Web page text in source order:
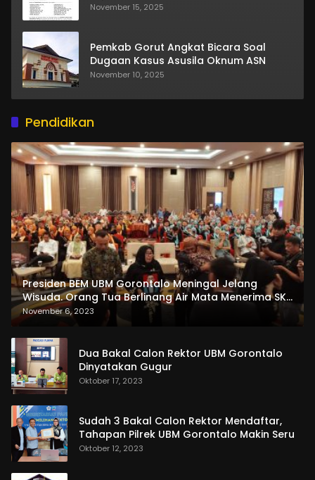
November 15, 2025
Pemkab Gorut Angkat Bicara Soal
Dugaan Kasus Asusila Oknum ASN
November 10, 2025
Pendidikan
Presiden BEM UBM Gorontalo Meningal Jelang
Wisuda. Orang Tua Berlinang Air Mata Menerima SKL
dan Pemasangan Salempang
November 6, 2023
Dua Bakal Calon Rektor UBM Gorontalo
Dinyatakan Gugur
Oktober 17, 2023
Sudah 3 Bakal Calon Rektor Mendaftar,
Tahapan Pilrek UBM Gorontalo Makin Seru
Oktober 12, 2023